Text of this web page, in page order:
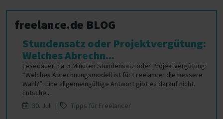
freelance.de BLOG
Stundensatz oder Projektvergütung:
Welches Abrechn...
Lesedauer: ca. 5 Minuten Stundensatz oder Projektvergütung:
“Welches Abrechnungsmodell ist für Freelancer die bessere
Wahl?”. Eine allgemeingültige Antwort gibt es darauf nicht.
Entsche...
30. Jul |
Tipps für Freelancer